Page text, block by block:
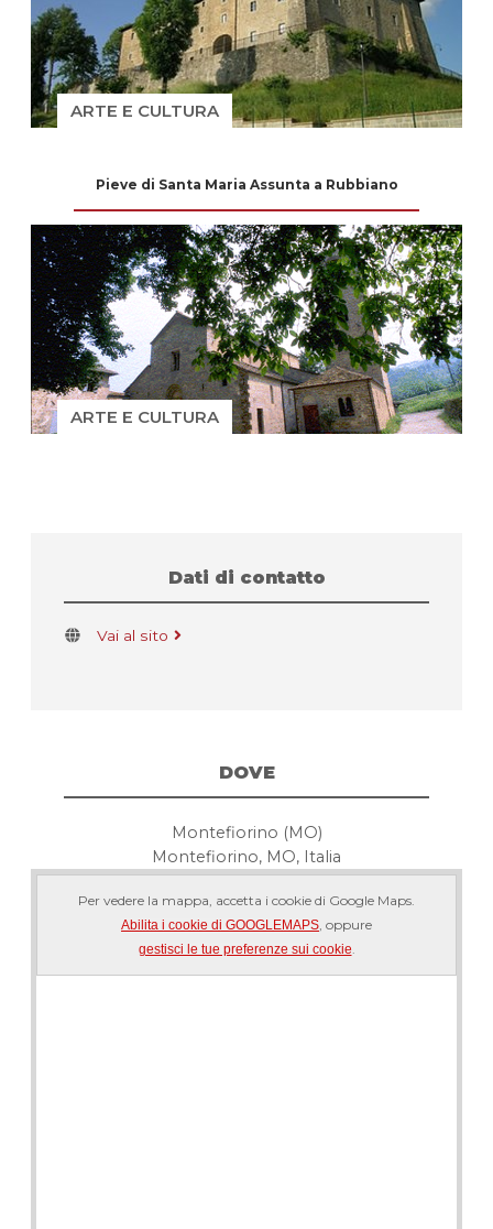
ARTE E CULTURA
Pieve di Santa Maria Assunta a Rubbiano
ARTE E CULTURA
Dati di contatto
Vai al sito
DOVE
Montefiorino (MO)
Montefiorino, MO, Italia
Per vedere la mappa, accetta i cookie di Google Maps.
Abilita i cookie di GOOGLEMAPS, oppure
gestisci le tue preferenze sui cookie.